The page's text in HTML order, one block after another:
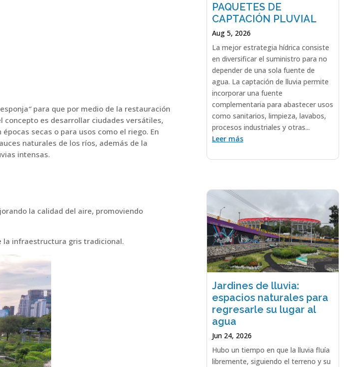
“para que por medio de la restauración
es desarrollar ciudades versátiles,
secas o para usos como el riego. En
naturales de los ríos, además de la
intensas.
la calidad del aire, promoviendo
la infraestructura gris tradicional.
PAQUETES DE
CAPTACIÓN PLUVIAL
Aug 5, 2026
La mejor estrategia hídrica consiste
en diversificar el suministro para no
depender de una sola fuente de
agua. La captación de lluvia permite
incorporar una fuente
complementaria para abastecer usos
como sanitarios, limpieza, lavabos,
procesos industriales y otras...
Leer más
Jardines de lluvia:
espacios naturales para
regresarle su lugar al
agua
Jun 24, 2026
Hubo un tiempo en que la lluvia fluía
libremente, siguiendo el terreno y su